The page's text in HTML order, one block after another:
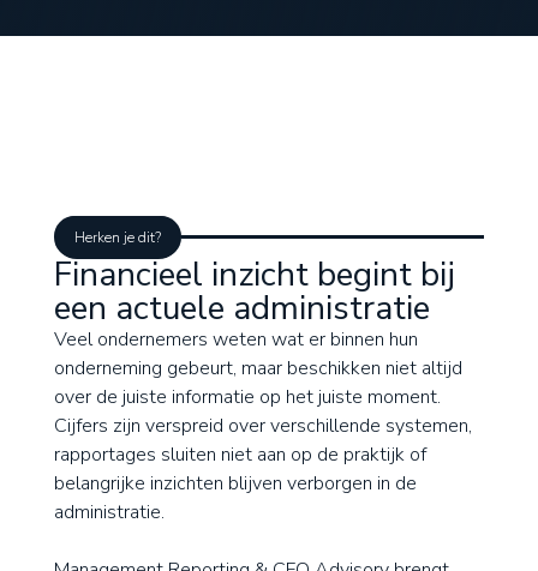
Herken je dit?
Financieel inzicht begint bij
een actuele administratie
Veel ondernemers weten wat er binnen hun
onderneming gebeurt, maar beschikken niet altijd
over de juiste informatie op het juiste moment.
Cijfers zijn verspreid over verschillende systemen,
rapportages sluiten niet aan op de praktijk of
belangrijke inzichten blijven verborgen in de
administratie.